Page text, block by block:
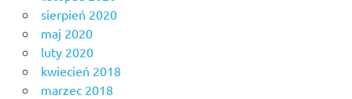
sierpień 2020
maj 2020
luty 2020
kwiecień 2018
marzec 2018